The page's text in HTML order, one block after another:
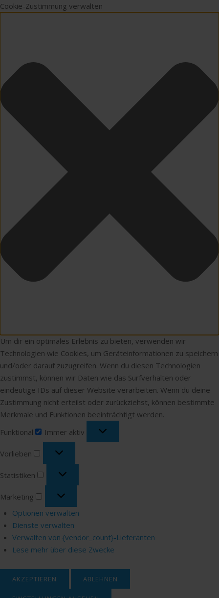
Cookie-Zustimmung verwalten
Um dir ein optimales Erlebnis zu bieten, verwenden wir
Technologien wie Cookies, um Geräteinformationen zu speichern
und/oder darauf zuzugreifen. Wenn du diesen Technologien
zustimmst, können wir Daten wie das Surfverhalten oder
eindeutige IDs auf dieser Website verarbeiten. Wenn du deine
Zustimmung nicht erteilst oder zurückziehst, können bestimmte
Merkmale und Funktionen beeinträchtigt werden.
Funktional
Immer aktiv
Vorlieben
Statistiken
Marketing
Optionen verwalten
Dienste verwalten
Verwalten von {vendor_count}-Lieferanten
Lese mehr über diese Zwecke
AKZEPTIEREN ABLEHNEN